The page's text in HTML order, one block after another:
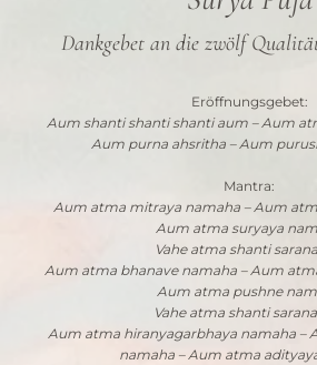
Dankgebet an die zwölf
Eröffnungsgebet:
Aum shanti shanti shanti aum – Aum
Aum purna ahsritha – Aum
Mantra:
Aum atma mitraya namaha – Aum
Aum atma suryaya
Vahe atma shanti
Aum atma bhanave namaha – Aum
Aum atma pushne
Vahe atma shanti
Aum atma hiranyagarbhaya namaha –
namaha – Aum atma